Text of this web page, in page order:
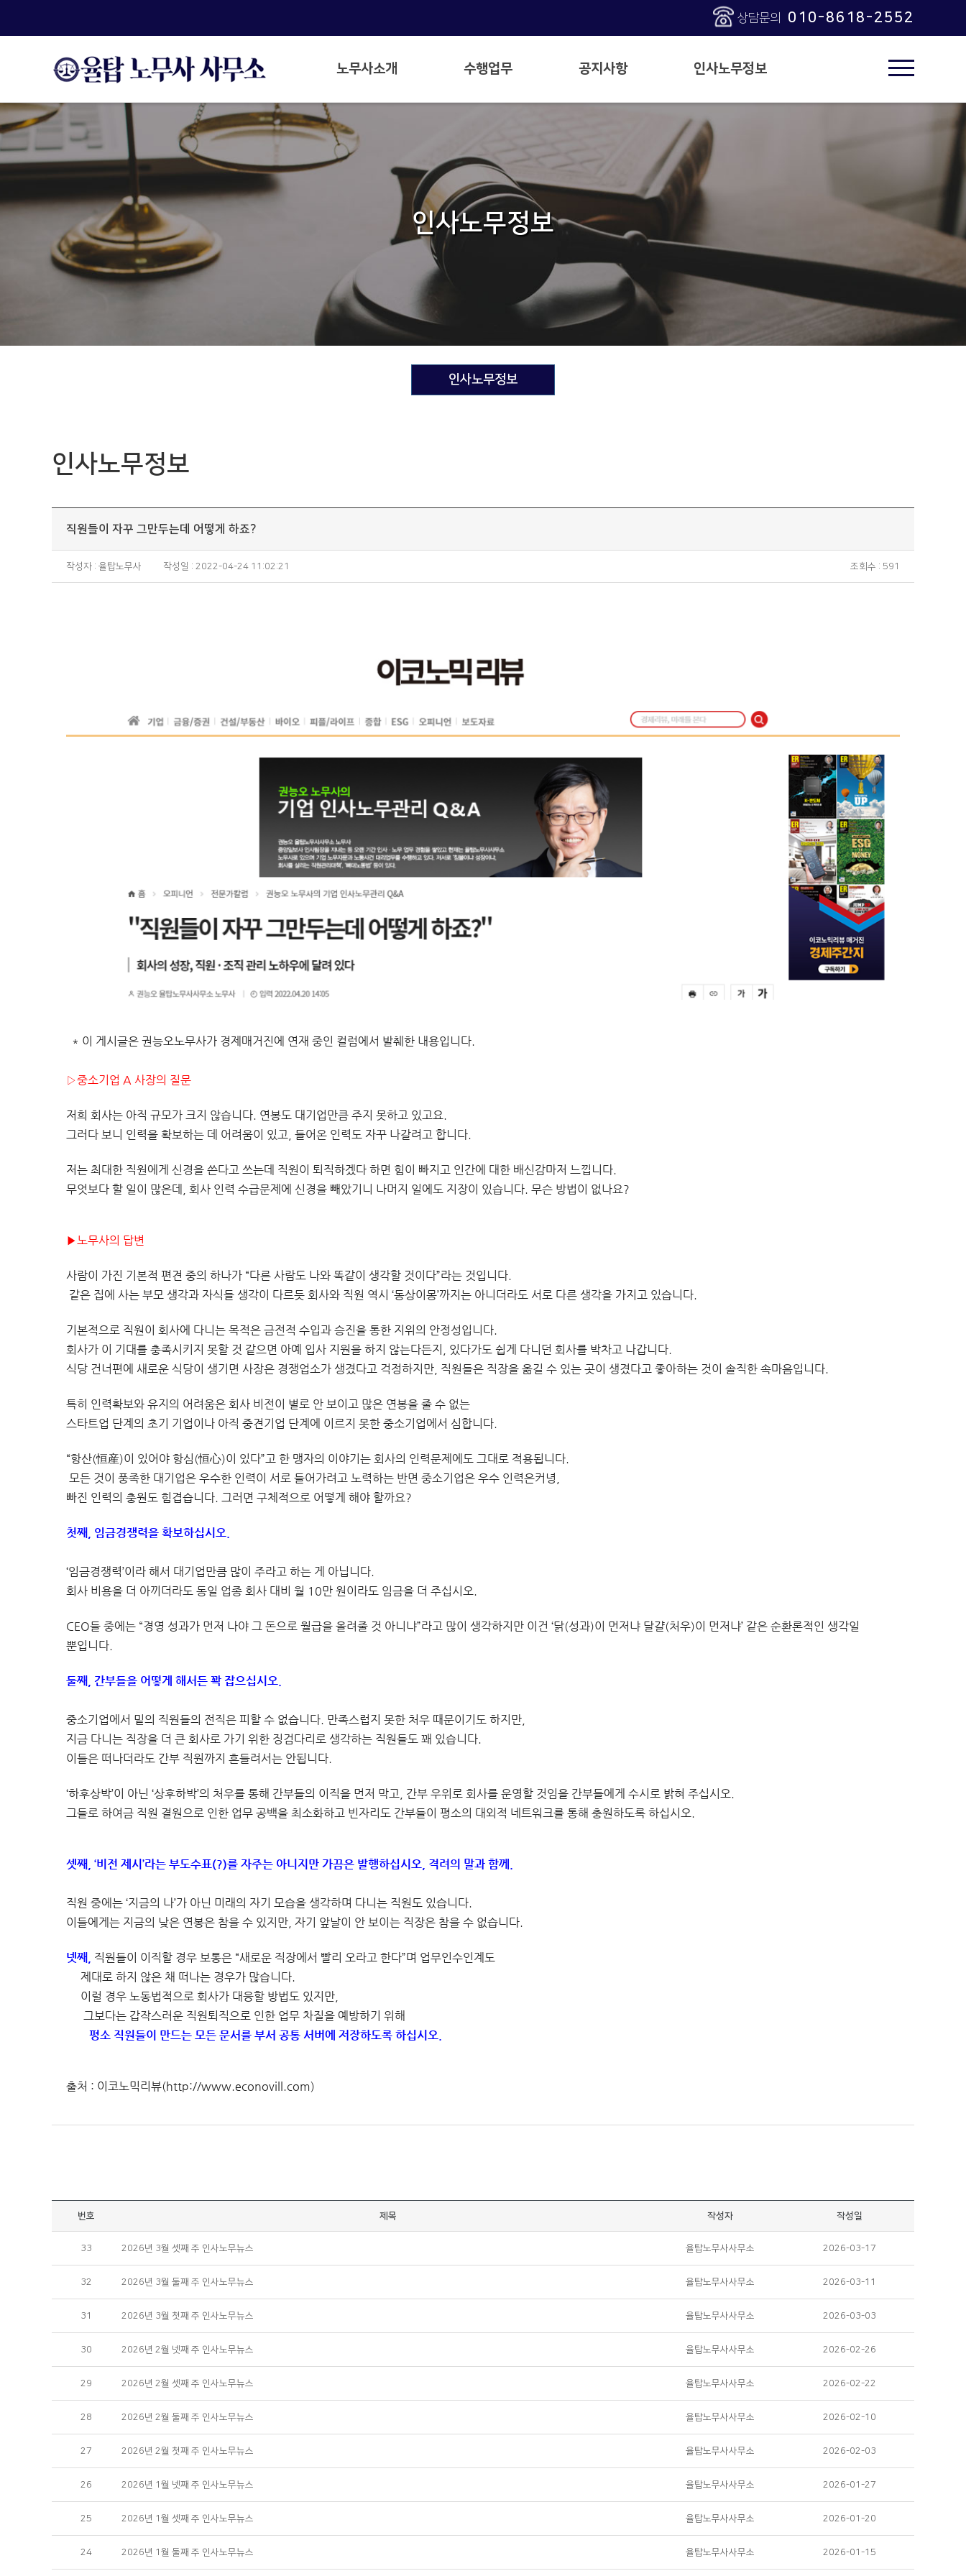
상담문의 010-8618-2552
노무사소개 수행업무 공지사항 인사노무정보
인사노무정보
인사노무정보
인사노무정보
직원들이 자꾸 그만두는데 어떻게 하죠?
작성자 : 율탑노무사 작성일 : 2022-04-24 11:02:21 조회수 : 591
* 이 게시글은 권능오노무사가 경제매거진에 연재 중인 컬럼에서 발췌한 내용입니다.
▷중소기업 A 사장의 질문
저희 회사는 아직 규모가 크지 않습니다. 연봉도 대기업만큼 주지 못하고 있고요.
그러다 보니 인력을 확보하는 데 어려움이 있고, 들어온 인력도 자꾸 나갈려고 합니다.
저는 최대한 직원에게 신경을 쓴다고 쓰는데 직원이 퇴직하겠다 하면 힘이 빠지고 인간에 대한 배신감마저 느낍니다.
무엇보다 할 일이 많은데, 회사 인력 수급문제에 신경을 빼았기니 나머지 일에도 지장이 있습니다. 무슨 방법이 없나요?
▶노무사의 답변
사람이 가진 기본적 편견 중의 하나가 “다른 사람도 나와 똑같이 생각할 것이다”라는 것입니다.
같은 집에 사는 부모 생각과 자식들 생각이 다르듯 회사와 직원 역시 ‘동상이몽’까지는 아니더라도 서로 다른 생각을 가지고 있습니다.
기본적으로 직원이 회사에 다니는 목적은 금전적 수입과 승진을 통한 지위의 안정성입니다.
회사가 이 기대를 충족시키지 못할 것 같으면 아예 입사 지원을 하지 않는다든지, 있다가도 쉽게 다니던 회사를 박차고 나갑니다.
식당 건너편에 새로운 식당이 생기면 사장은 경쟁업소가 생겼다고 걱정하지만, 직원들은 직장을 옮길 수 있는 곳이 생겼다고 좋아하는 것이 솔직한 속마음입니다.
특히 인력확보와 유지의 어려움은 회사 비전이 별로 안 보이고 많은 연봉을 줄 수 없는
스타트업 단계의 초기 기업이나 아직 중견기업 단계에 이르지 못한 중소기업에서 심합니다.
“항산(恒産)이 있어야 항심(恒心)이 있다”고 한 맹자의 이야기는 회사의 인력문제에도 그대로 적용됩니다.
모든 것이 풍족한 대기업은 우수한 인력이 서로 들어가려고 노력하는 반면 중소기업은 우수 인력은커녕,
빠진 인력의 충원도 힘겹습니다. 그러면 구체적으로 어떻게 해야 할까요?
첫째, 임금경쟁력을 확보하십시오.
‘임금경쟁력’이라 해서 대기업만큼 많이 주라고 하는 게 아닙니다.
회사 비용을 더 아끼더라도 동일 업종 회사 대비 월 10만 원이라도 임금을 더 주십시오.
CEO들 중에는 “경영 성과가 먼저 나야 그 돈으로 월급을 올려줄 것 아니냐”라고 많이 생각하지만 이건 ‘닭(성과)이 먼저냐 달걀(처우)이 먼저냐’ 같은 순환론적인 생각일
뿐입니다.
둘째, 간부들을 어떻게 해서든 꽉 잡으십시오.
중소기업에서 밑의 직원들의 전직은 피할 수 없습니다. 만족스럽지 못한 처우 때문이기도 하지만,
지금 다니는 직장을 더 큰 회사로 가기 위한 징검다리로 생각하는 직원들도 꽤 있습니다.
이들은 떠나더라도 간부 직원까지 흔들려서는 안됩니다.
‘하후상박’이 아닌 ‘상후하박’의 처우를 통해 간부들의 이직을 먼저 막고, 간부 우위로 회사를 운영할 것임을 간부들에게 수시로 밝혀 주십시오.
그들로 하여금 직원 결원으로 인한 업무 공백을 최소화하고 빈자리도 간부들이 평소의 대외적 네트워크를 통해 충원하도록 하십시오.
셋째, ‘비전 제시’라는 부도수표(?)를 자주는 아니지만 가끔은 발행하십시오, 격려의 말과 함께.
직원 중에는 ‘지금의 나’가 아닌 미래의 자기 모습을 생각하며 다니는 직원도 있습니다.
이들에게는 지금의 낮은 연봉은 참을 수 있지만, 자기 앞날이 안 보이는 직장은 참을 수 없습니다.
넷째, 직원들이 이직할 경우 보통은 “새로운 직장에서 빨리 오라고 한다”며 업무인수인계도
제대로 하지 않은 채 떠나는 경우가 많습니다.
이럴 경우 노동법적으로 회사가 대응할 방법도 있지만,
그보다는 갑작스러운 직원퇴직으로 인한 업무 차질을 예방하기 위해
평소 직원들이 만드는 모든 문서를 부서 공통 서버에 저장하도록 하십시오.
출처 : 이코노믹리뷰(http://www.econovill.com)
번호 제목 작성자 작성일
33 2026년 3월 셋째 주 인사노무뉴스 율탑노무사사무소 2026-03-17
32 2026년 3월 둘째 주 인사노무뉴스 율탑노무사사무소 2026-03-11
31 2026년 3월 첫째 주 인사노무뉴스 율탑노무사사무소 2026-03-03
30 2026년 2월 넷째 주 인사노무뉴스 율탑노무사사무소 2026-02-26
29 2026년 2월 셋째 주 인사노무뉴스 율탑노무사사무소 2026-02-22
28 2026년 2월 둘째 주 인사노무뉴스 율탑노무사사무소 2026-02-10
27 2026년 2월 첫째 주 인사노무뉴스 율탑노무사사무소 2026-02-03
26 2026년 1월 넷째 주 인사노무뉴스 율탑노무사사무소 2026-01-27
25 2026년 1월 셋째 주 인사노무뉴스 율탑노무사사무소 2026-01-20
24 2026년 1월 둘째 주 인사노무뉴스 율탑노무사사무소 2026-01-15